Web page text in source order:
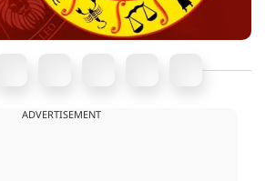
ADVERTISEMENT